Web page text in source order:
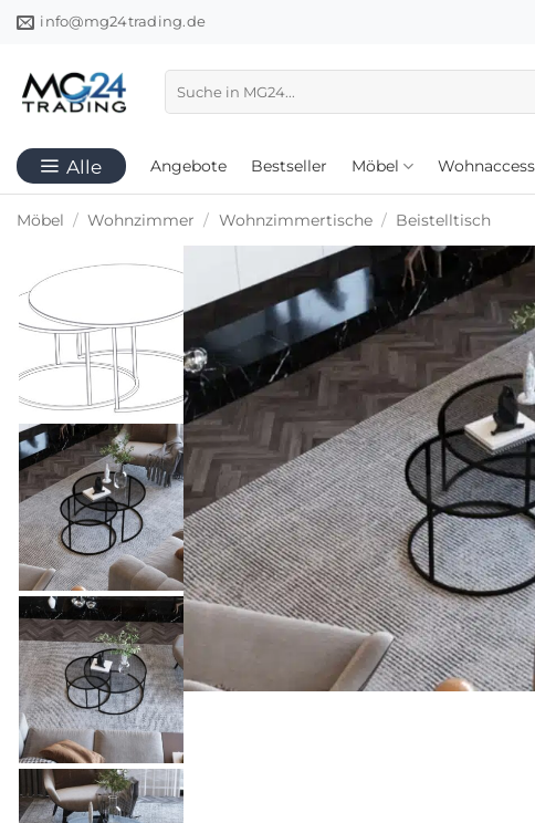
Zum
springen
info@mg24trading.de
nach:
Angebote Bestseller Möbel
Möbel / Wohnzimmer / Wohnzimmertische / Beistelltisch